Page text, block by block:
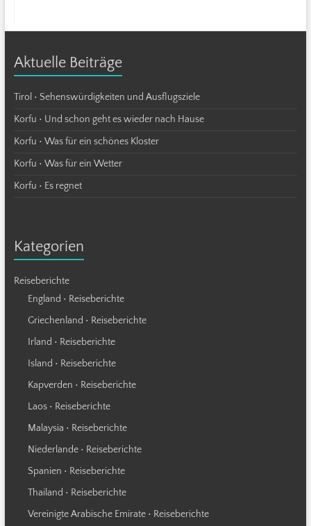
Aktuelle Beiträge
Tirol • Sehenswürdigkeiten und Ausflugsziele
Korfu • Und schon geht es wieder nach Hause
Korfu • Was für ein schönes Kloster
Korfu • Was für ein Wetter
Korfu • Es regnet
Kategorien
Reiseberichte
England • Reiseberichte
Griechenland • Reiseberichte
Irland • Reiseberichte
Island • Reiseberichte
Kapverden • Reiseberichte
Laos • Reiseberichte
Malaysia • Reiseberichte
Niederlande • Reiseberichte
Spanien • Reiseberichte
Thailand • Reiseberichte
Vereinigte Arabische Emirate • Reiseberichte